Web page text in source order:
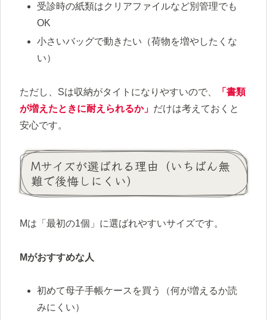
受診時の紙類はクリアファイルなど別管理でも
OK
小さいバッグで動きたい（荷物を増やしたくな
い）
ただし、Sは収納がタイトになりやすいので、
「書類
が増えたときに耐えられるか」 だけは考えておくと
安心です。
Mサイズが選ばれる理由（いちばん無
難で後悔しにくい）
Mは「最初の1個」に選ばれやすいサイズです。
Mがおすすめな人
初めて母子手帳ケースを買う（何が増えるか読
みにくい）